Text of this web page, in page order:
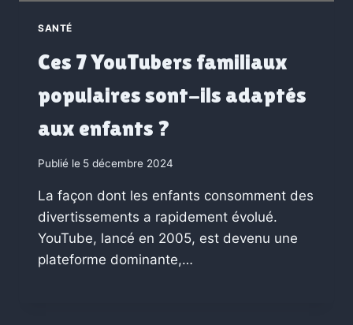
SANTÉ
Ces 7 YouTubers familiaux
populaires sont-ils adaptés
aux enfants ?
Publié le 5 décembre 2024
La façon dont les enfants consomment des
divertissements a rapidement évolué.
YouTube, lancé en 2005, est devenu une
plateforme dominante,…